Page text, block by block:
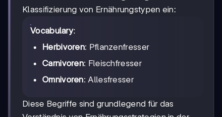
Klassifizierung von Ernährungstypen ein:
Vocabulary:
Herbivoren: Pflanzenfresser
Carnivoren: Fleischfresser
Omnivoren: Allesfresser
Diese Begriffe sind grundlegend für das